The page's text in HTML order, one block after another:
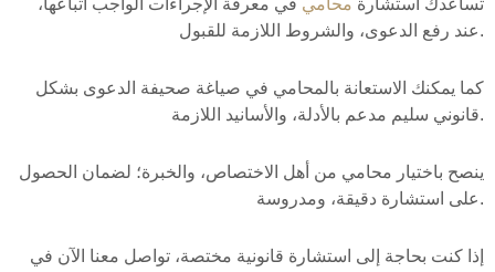
تساعدك استشارة محامي في معرفة الإجراءات الواجب اتباعها،
عند رفع الدعوى، والشروط اللازمة للقبول.
كما يمكنك الاستعانة بالمحامي في صياغة صحيفة الدعوى بشكل
قانوني سليم مدعم بالأدلة، والأسانيد اللازمة.
ينصح باختيار محامي من أهل الاختصاص، والخبرة؛ لضمان الحصول
على استشارة دقيقة، ومدروسة.
إذا كنت بحاجة إلى استشارة قانونية مختصة، تواصل معنا الآن في